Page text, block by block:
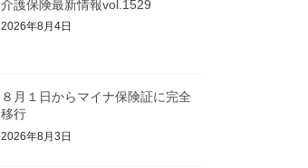
介護保険最新情報vol.1529
2026年8月4日
８月１日からマイナ保険証に完全
移行
2026年8月3日